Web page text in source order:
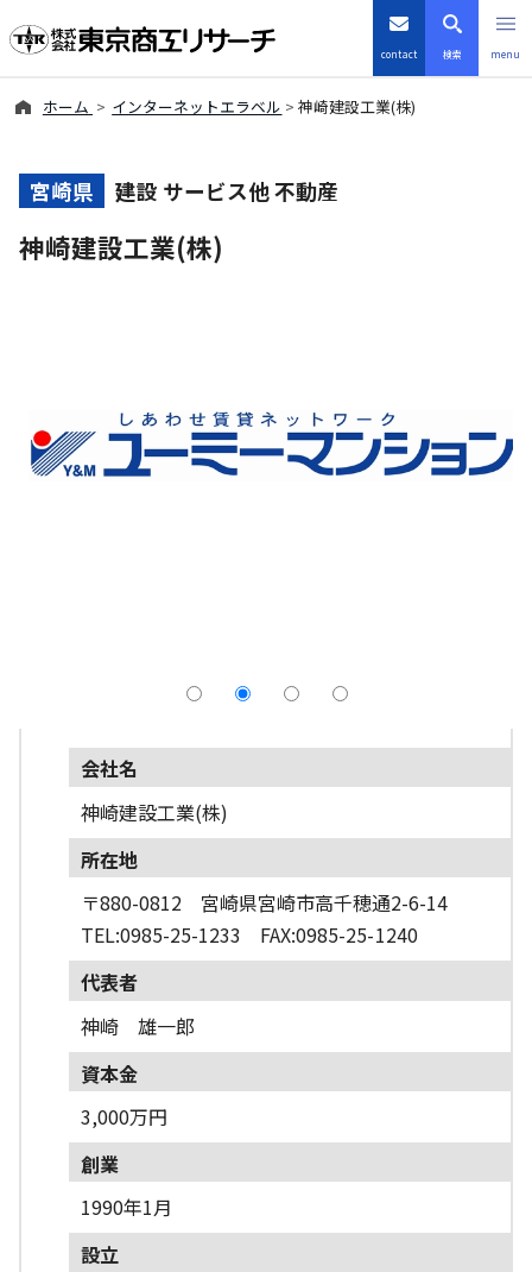
contact 検索 menu
TSRデータインサイト
TSR-PLUS
商品・サービス
English
ホーム インターネットエラベル 神崎建設工業(株)
宮崎県 建設 サービス他 不動産
神崎建設工業(株)
会社名
神崎建設工業(株)
所在地
〒880-0812 宮崎県宮崎市高千穂通2-6-14
TEL:0985-25-1233 FAX:0985-25-1240
代表者
神崎 雄一郎
資本金
3,000万円
創業
1990年1月
設立